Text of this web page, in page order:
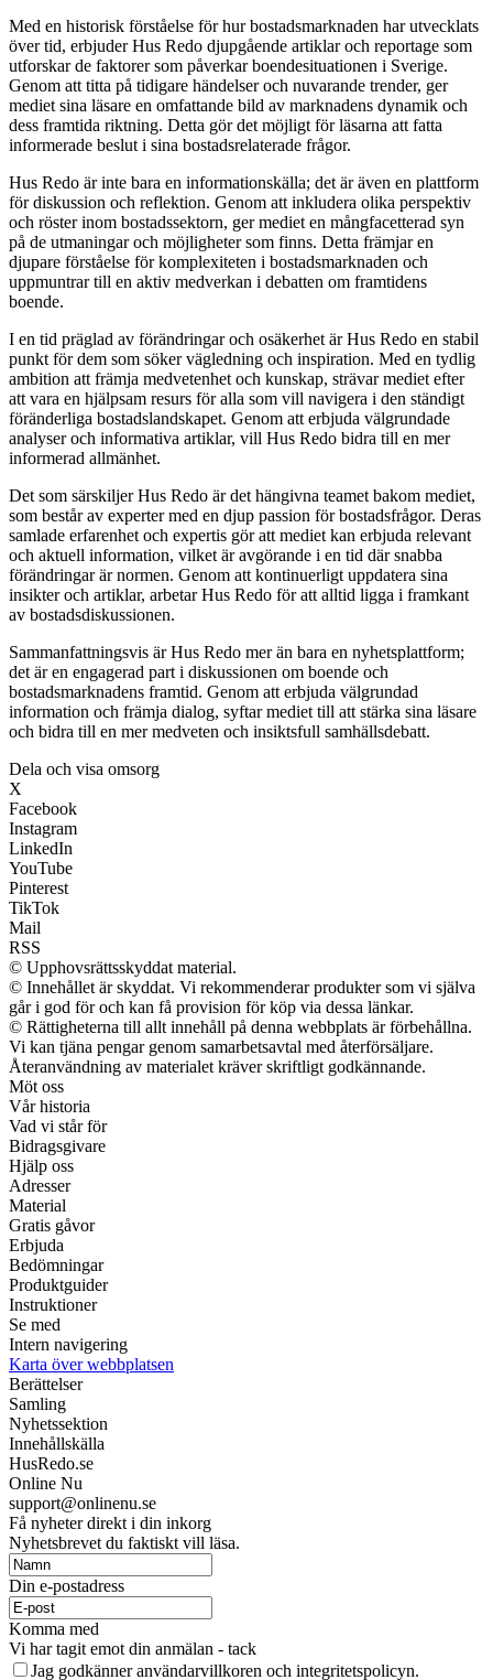
Med en historisk förståelse för hur bostadsmarknaden har utvecklats
över tid, erbjuder Hus Redo djupgående artiklar och reportage som
utforskar de faktorer som påverkar boendesituationen i Sverige.
Genom att titta på tidigare händelser och nuvarande trender, ger
mediet sina läsare en omfattande bild av marknadens dynamik och
dess framtida riktning. Detta gör det möjligt för läsarna att fatta
informerade beslut i sina bostadsrelaterade frågor.
Hus Redo är inte bara en informationskälla; det är även en plattform
för diskussion och reflektion. Genom att inkludera olika perspektiv
och röster inom bostadssektorn, ger mediet en mångfacetterad syn
på de utmaningar och möjligheter som finns. Detta främjar en
djupare förståelse för komplexiteten i bostadsmarknaden och
uppmuntrar till en aktiv medverkan i debatten om framtidens
boende.
I en tid präglad av förändringar och osäkerhet är Hus Redo en stabil
punkt för dem som söker vägledning och inspiration. Med en tydlig
ambition att främja medvetenhet och kunskap, strävar mediet efter
att vara en hjälpsam resurs för alla som vill navigera i den ständigt
föränderliga bostadslandskapet. Genom att erbjuda välgrundade
analyser och informativa artiklar, vill Hus Redo bidra till en mer
informerad allmänhet.
Det som särskiljer Hus Redo är det hängivna teamet bakom mediet,
som består av experter med en djup passion för bostadsfrågor. Deras
samlade erfarenhet och expertis gör att mediet kan erbjuda relevant
och aktuell information, vilket är avgörande i en tid där snabba
förändringar är normen. Genom att kontinuerligt uppdatera sina
insikter och artiklar, arbetar Hus Redo för att alltid ligga i framkant
av bostadsdiskussionen.
Sammanfattningsvis är Hus Redo mer än bara en nyhetsplattform;
det är en engagerad part i diskussionen om boende och
bostadsmarknadens framtid. Genom att erbjuda välgrundad
information och främja dialog, syftar mediet till att stärka sina läsare
och bidra till en mer medveten och insiktsfull samhällsdebatt.
Dela och visa omsorg
X
Facebook
Instagram
LinkedIn
YouTube
Pinterest
TikTok
Mail
RSS
© Upphovsrättsskyddat material.
© Innehållet är skyddat. Vi rekommenderar produkter som vi själva
går i god för och kan få provision för köp via dessa länkar.
© Rättigheterna till allt innehåll på denna webbplats är förbehållna.
Vi kan tjäna pengar genom samarbetsavtal med återförsäljare.
Återanvändning av materialet kräver skriftligt godkännande.
Möt oss
Vår historia
Vad vi står för
Bidragsgivare
Hjälp oss
Adresser
Material
Gratis gåvor
Erbjuda
Bedömningar
Produktguider
Instruktioner
Se med
Intern navigering
Karta över webbplatsen
Berättelser
Samling
Nyhetssektion
Innehållskälla
HusRedo.se
Online Nu
support@onlinenu.se
Få nyheter direkt i din inkorg
Nyhetsbrevet du faktiskt vill läsa.
Din e-postadress
Komma med
Vi har tagit emot din anmälan - tack
Jag godkänner användarvillkoren och integritetspolicyn.